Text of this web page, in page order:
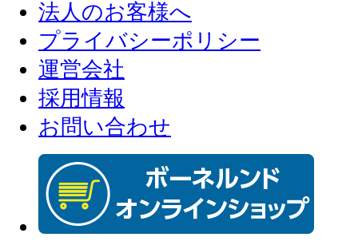
法人のお客様へ
プライバシーポリシー
運営会社
採用情報
お問い合わせ